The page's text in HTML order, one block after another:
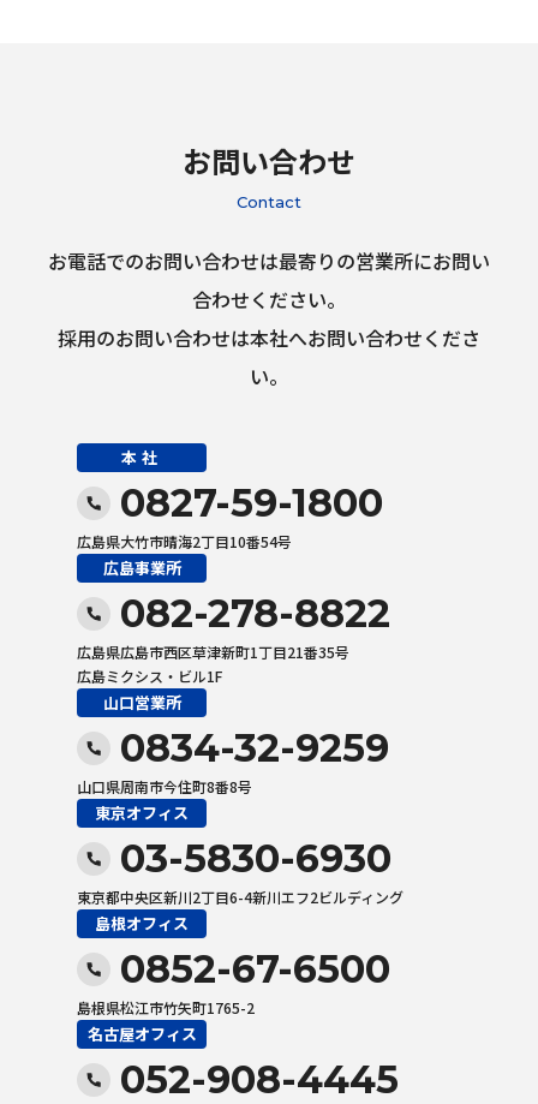
お問い合わせ
Contact
お電話でのお問い合わせは最寄りの営業所にお問い
合わせください。
採用のお問い合わせは本社へお問い合わせくださ
い。
本社
0827-59-1800
広島県大竹市晴海2丁目10番54号
広島事業所
082-278-8822
広島県広島市西区草津新町1丁目21番35号
広島ミクシス・ビル1F
山口営業所
0834-32-9259
山口県周南市今住町8番8号
東京オフィス
03-5830-6930
東京都中央区新川2丁目6-4新川エフ2ビルディング
島根オフィス
0852-67-6500
島根県松江市竹矢町1765-2
名古屋オフィス
052-908-4445